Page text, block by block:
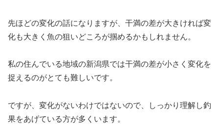
先ほどの変化の話になりますが、干満の差が大きければ変
化も大きく魚の狙いどころが掴めるかもしれません。
私の住んでいる地域の新潟県では干満の差が小さく変化を
捉えるのがとても難しいです。
ですが、変化がないわけではないので、しっかり理解し釣
果をあげている方が多くいます。